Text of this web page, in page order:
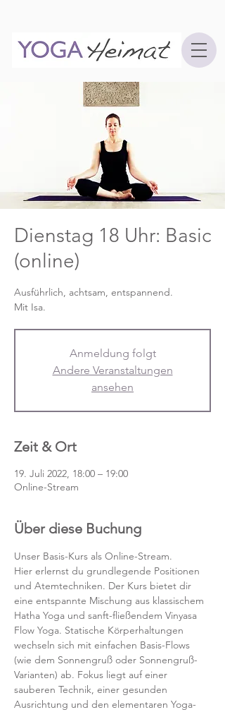
Dienstag 18 Uhr: Basic
(online)
Ausführlich, achtsam, entspannend.
Mit Isa.
Anmeldung folgt
Andere Veranstaltungen
ansehen
Zeit & Ort
19. Juli 2022, 18:00 – 19:00
Online-Stream
Über diese Buchung
Unser Basis-Kurs als Online-Stream.
Hier erlernst du grundlegende Positionen
und Atemtechniken. Der Kurs bietet dir
eine entspannte Mischung aus klassischem
Hatha Yoga und sanft-fließendem Vinyasa
Flow Yoga. Statische Körperhaltungen
wechseln sich mit einfachen Basis-Flows
(wie dem Sonnengruß oder Sonnengruß-
Varianten) ab. Fokus liegt auf einer
sauberen Technik, einer gesunden
Ausrichtung und den elementaren Yoga-